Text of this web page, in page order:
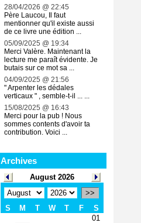
28/04/2026 @ 22:45
Père Laucou, Il faut
mentionner qu'il existe aussi
de ce livre une édition ...
05/09/2025 @ 19:34
Merci Valère. Maintenant la
lecture me paraît évidente. Je
butais sur ce mot sa ...
04/09/2025 @ 21:56
" Arpenter les dédales
verticaux " , semble-t-il ... ...
15/08/2025 @ 16:43
Merci pour la pub ! Nous
sommes contents d'avoir ta
contribution. Voici ...
Archives
August 2026
>>
S
M T W T F
S
01